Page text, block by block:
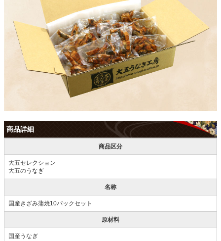
商品詳細
商品区分
大五セレクション
大五のうなぎ
名称
国産きざみ蒲焼10パックセット
原材料
国産うなぎ